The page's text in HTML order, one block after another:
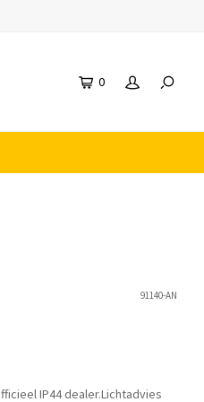
0
91140-AN
IP44 dealer.Lichtadvies